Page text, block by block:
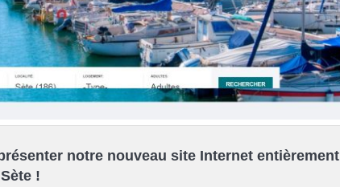
notre nouveau site Internet entièrement
!